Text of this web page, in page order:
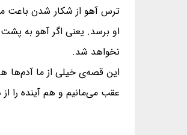
ترس آهو از شکار شدن باعت
او برسد. یعنی اگر آهو به
نخواهد شد.
این قصه‌ی خیلی از ما آدم‌ها
عقب می‌مانیم و هم آینده را